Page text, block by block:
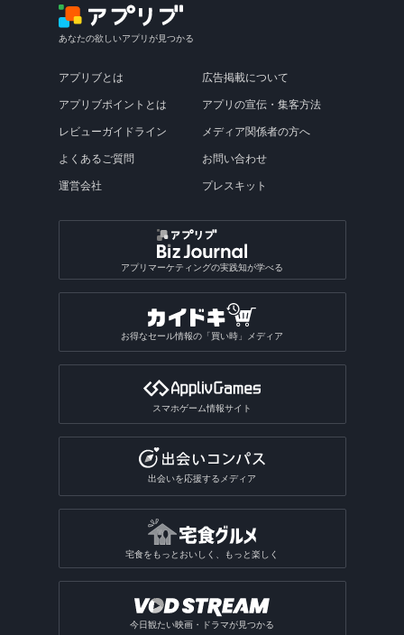
あなたの欲しいアプリが見つかる
アプリブとは
アプリブポイントとは
レビューガイドライン
よくあるご質問
運営会社
広告掲載について
アプリの宣伝・集客方法
メディア関係者の方へ
お問い合わせ
プレスキット
アプリマーケティングの実践知が学べる
お得なセール情報の「買い時」メディア
スマホゲーム情報サイト
出会いを応援するメディア
宅食をもっとおいしく、もっと楽しく
今日観たい映画・ドラマが見つかる